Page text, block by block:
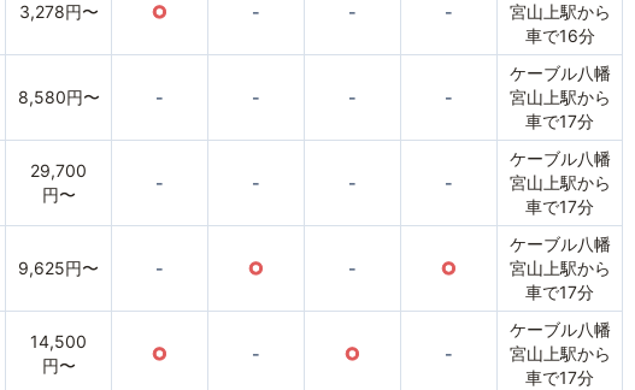
3,278円〜 ○ - - -
宮山上駅から
車で16分
8,580円〜 - - - -
ケーブル八幡
宮山上駅から
車で17分
29,700
円〜
- - - -
ケーブル八幡
宮山上駅から
車で17分
9,625円〜 - ○ - ○
ケーブル八幡
宮山上駅から
車で17分
14,500
円〜
○ - ○ -
ケーブル八幡
宮山上駅から
車で17分